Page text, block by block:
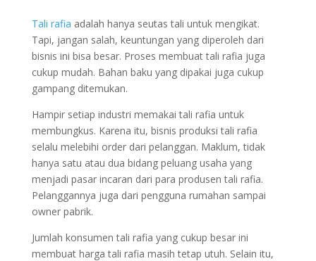
Tali rafia adalah hanya seutas tali untuk mengikat.
Tapi, jangan salah, keuntungan yang diperoleh dari
bisnis ini bisa besar. Proses membuat tali rafia juga
cukup mudah. Bahan baku yang dipakai juga cukup
gampang ditemukan.
Hampir setiap industri memakai tali rafia untuk
membungkus. Karena itu, bisnis produksi tali rafia
selalu melebihi order dari pelanggan. Maklum, tidak
hanya satu atau dua bidang peluang usaha yang
menjadi pasar incaran dari para produsen tali rafia.
Pelanggannya juga dari pengguna rumahan sampai
owner pabrik.
Jumlah konsumen tali rafia yang cukup besar ini
membuat harga tali rafia masih tetap utuh. Selain itu,